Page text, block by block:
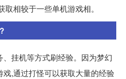
相较于一些单机游戏相。
挂机等方式刷经验。因为梦幻
,通过打怪可以获取大量的经验